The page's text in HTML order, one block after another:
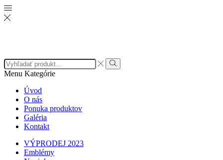
Search
input
Search
Menu Kategórie
Úvod
O nás
Ponuka produktov
Galéria
Kontakt
VÝPRODEJ 2023
Emblémy